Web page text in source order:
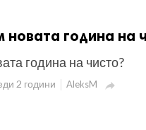
новата година на
година на чисто?
2 години AleksM 